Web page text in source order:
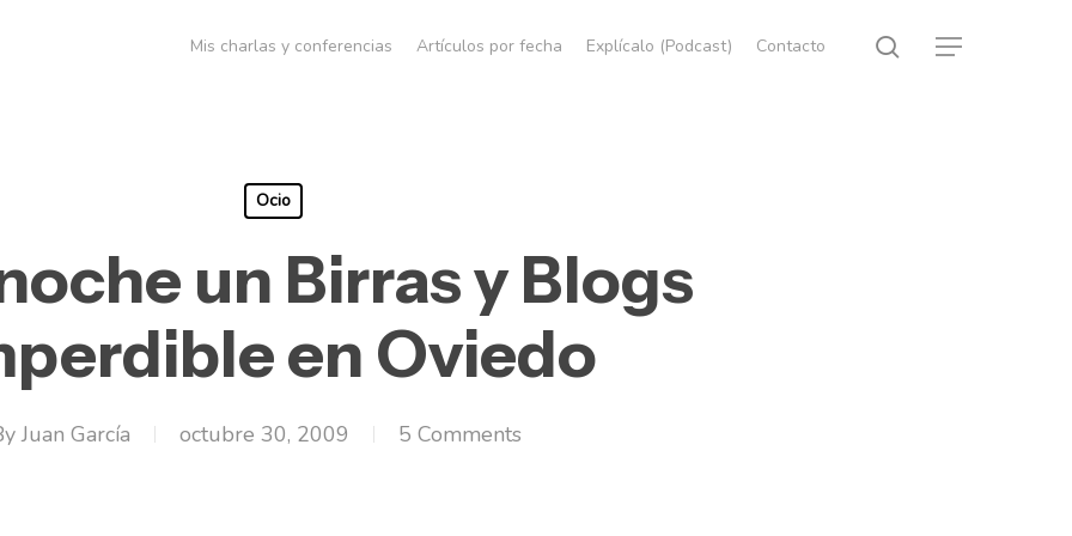
Mis charlas y conferencias Artículos por fecha Explícalo (Podcast) Contacto search
Menu
Ocio
un Birras y Blogs
en Oviedo
Juan García octubre 30, 2009 5 Comments